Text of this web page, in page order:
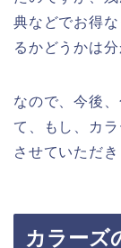
典などでお得
るかどうかは
なので、今後
て、もし、カ
させていただき
カラーズ